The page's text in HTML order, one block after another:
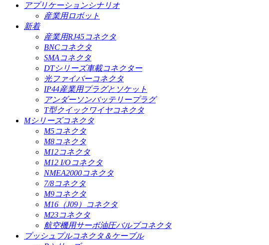
アプリケーションシナリオ
産業用ロボット
新着
産業用RJ45コネクタ
BNCコネクタ
SMAコネクタ
DTシリーズ車載コネクター
光ファイバーコネクタ
IP44産業用プラグとソケット
アンダーソンバッテリープラグ
T型クイックワイヤコネクタ
Mシリーズコネクタ
M5コネクタ
M8コネクタ
M12コネクタ
M12 I/Oコネクタ
NMEA2000コネクタ
7/8コネクタ
M9コネクタ
M16（J09）コネクタ
M23コネクタ
航空機用サーボ油圧バルブコネクタ
プッシュプルコネクタ＆ケーブル